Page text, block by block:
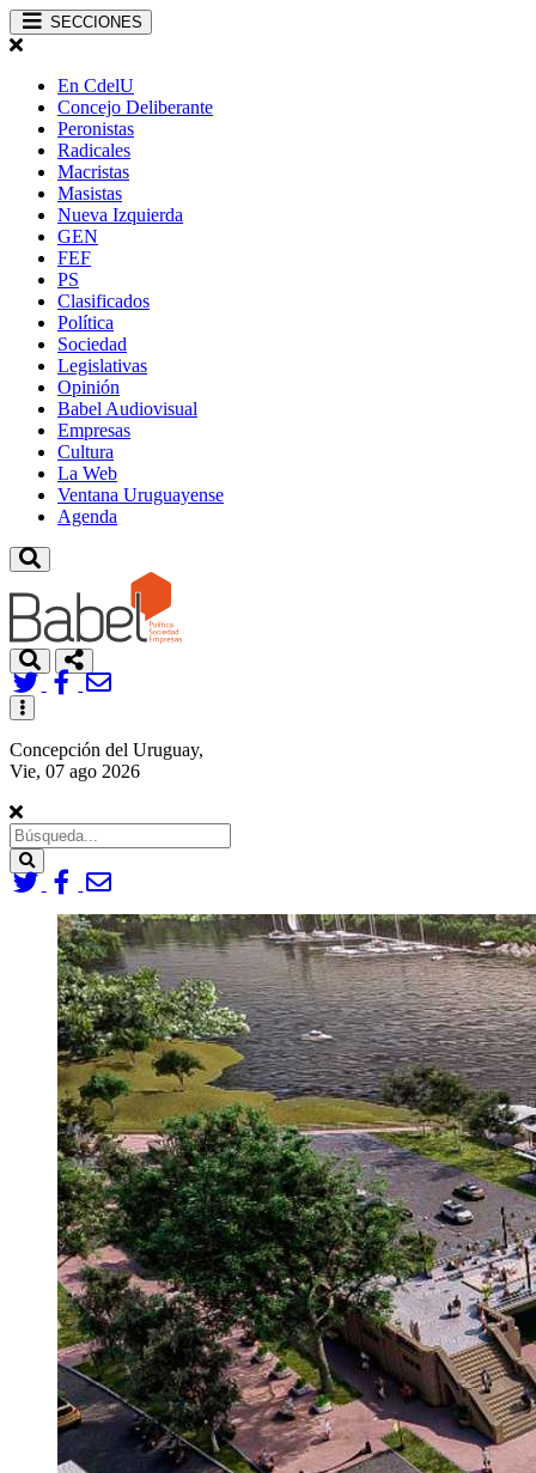
SECCIONES
En CdelU
Concejo Deliberante
Peronistas
Radicales
Macristas
Masistas
Nueva Izquierda
GEN
FEF
PS
Clasificados
Política
Sociedad
Legislativas
Opinión
Babel Audiovisual
Empresas
Cultura
La Web
Ventana Uruguayense
Agenda
Toggle
navigation
Concepción del Uruguay,
Vie, 07 ago 2026
Search